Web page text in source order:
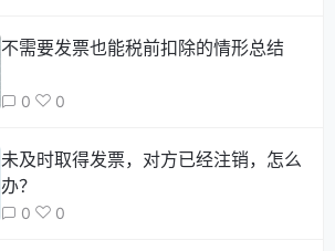
​不需要发票也能税前扣除的情形总结
0 0
未及时取得发票，对方已经注销，怎么
办？
0 0